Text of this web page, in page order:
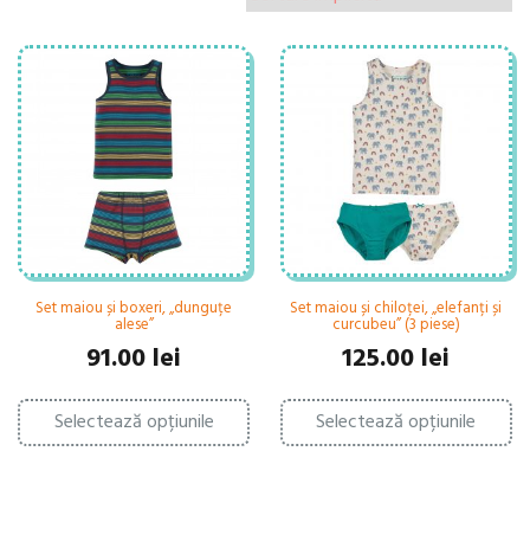
Set maiou și boxeri, „dunguțe
alese”
91.00 lei
Selectează opțiunile
Acest
produs
are
Set maiou și chiloței, „elefanți și
curcubeu” (3 piese)
125.00 lei
Selectează opțiunile